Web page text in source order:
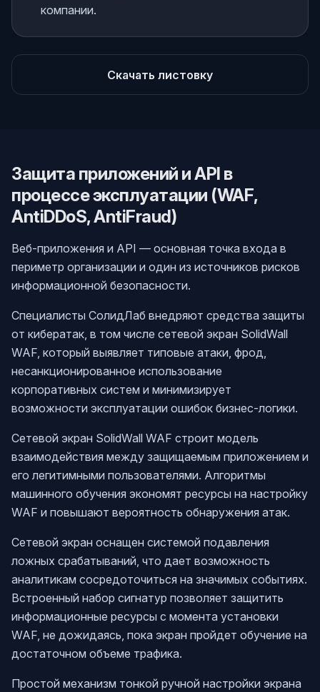
компании.
Скачать листовку
Защита приложений и API в
процессе эксплуатации (WAF,
AntiDDoS, AntiFraud)
Веб‑приложения и API — основная точка входа в
периметр организации и один из источников рисков
информационной безопасности.
Специалисты СолидЛаб внедряют средства защиты
от кибератак, в том числе сетевой экран SolidWall
WAF, который выявляет типовые атаки, фрод,
несанкционированное использование
корпоративных систем и минимизирует
возможности эксплуатации ошибок бизнес‑логики.
Сетевой экран SolidWall WAF строит модель
взаимодействия между защищаемым приложением и
его легитимными пользователями. Алгоритмы
машинного обучения экономят ресурсы на настройку
WAF и повышают вероятность обнаружения атак.
Сетевой экран оснащен системой подавления
ложных срабатываний, что дает возможность
аналитикам сосредоточиться на значимых событиях.
Встроенный набор сигнатур позволяет защитить
информационные ресурсы с момента установки
WAF, не дожидаясь, пока экран пройдет обучение на
достаточном объеме трафика.
Простой механизм тонкой ручной настройки экрана